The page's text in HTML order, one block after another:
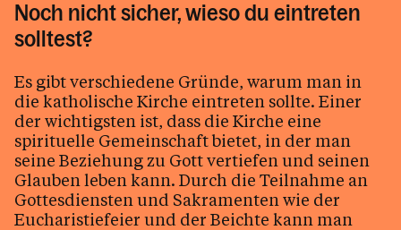
Noch nicht sicher, wieso du eintreten
solltest?
Es gibt verschiedene Gründe, warum man in
die katholische Kirche eintreten sollte. Einer
der wichtigsten ist, dass die Kirche eine
spirituelle Gemeinschaft bietet, in der man
seine Beziehung zu Gott vertiefen und seinen
Glauben leben kann. Durch die Teilnahme an
Gottesdiensten und Sakramenten wie der
Eucharistiefeier und der Beichte kann man